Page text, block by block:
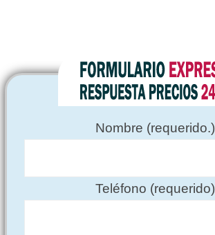
Nombre (requerido.)
Teléfono (requerido)